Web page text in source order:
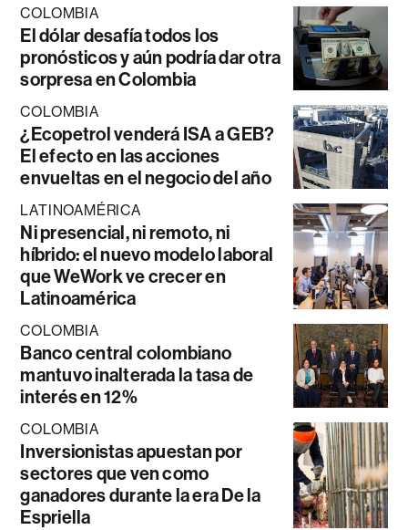
COLOMBIA
El dólar desafía todos los
pronósticos y aún podría dar otra
sorpresa en Colombia
COLOMBIA
¿Ecopetrol venderá ISA a GEB?
El efecto en las acciones
envueltas en el negocio del año
LATINOAMÉRICA
Ni presencial, ni remoto, ni
híbrido: el nuevo modelo laboral
que WeWork ve crecer en
Latinoamérica
COLOMBIA
Banco central colombiano
mantuvo inalterada la tasa de
interés en 12%
COLOMBIA
Inversionistas apuestan por
sectores que ven como
ganadores durante la era De la
Espriella